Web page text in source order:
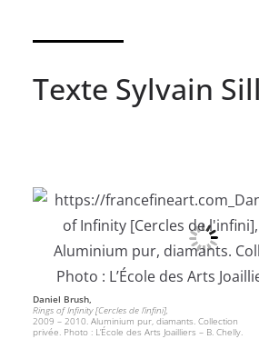
Texte Sylvain
Daniel Brush,
Rings of Infinity [Cercles de l’infini],
2009 – 2010. Aluminium pur, diamants. Collection
privée. Photo : L’École des Arts Joailliers – B. Chelly.